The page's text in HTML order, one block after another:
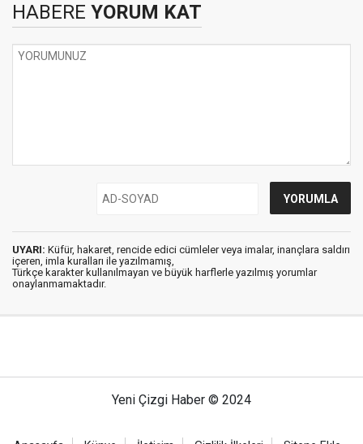
HABERE YORUM KAT
UYARI: Küfür, hakaret, rencide edici cümleler veya imalar, inançlara saldırı
içeren, imla kuralları ile yazılmamış,
Türkçe karakter kullanılmayan ve büyük harflerle yazılmış yorumlar
onaylanmamaktadır.
Yeni Çizgi Haber © 2024